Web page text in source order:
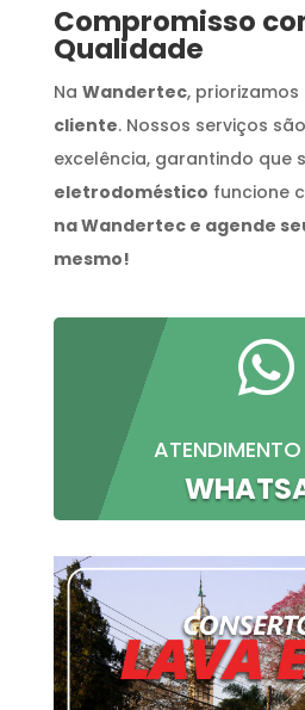
Compromisso
Qualidade
Na Wandertec, priorizamos
cliente. Nossos serviços
excelência, garantindo que
eletrodoméstico funcione
na Wandertec e agende
mesmo!
